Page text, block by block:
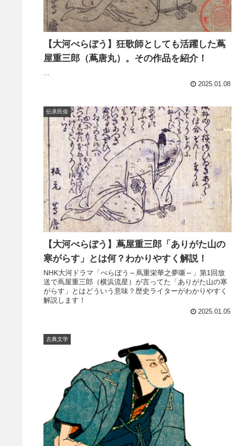
【大河べらぼう】狂歌師としても活躍した蔦
屋重三郎（蔦唐丸）。その作品を紹介！
...
2025.01.08
伝承民俗
【大河べらぼう】蔦屋重三郎「ありがた山の
寒がらす」とは何？わかりやすく解説！
NHK大河ドラマ「べらぼう～蔦重栄華之夢噺～」第1回放
送で蔦屋重三郎（横浜流星）が言ってた「ありがた山の寒
がらす」とはどういう意味？歴史ライターがわかりやすく
解説します！
2025.01.05
古典文学